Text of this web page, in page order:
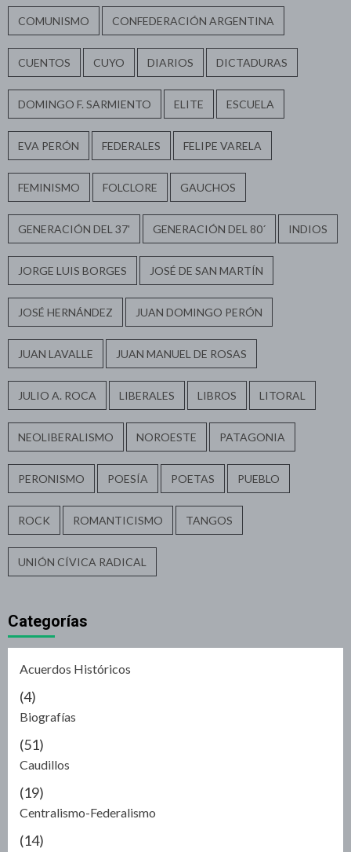
COMUNISMO CONFEDERACIÓN ARGENTINA
CUENTOS CUYO DIARIOS DICTADURAS
DOMINGO F. SARMIENTO ELITE ESCUELA
EVA PERÓN FEDERALES FELIPE VARELA
FEMINISMO FOLCLORE GAUCHOS
GENERACIÓN DEL 37' GENERACIÓN DEL 80´ INDIOS
JORGE LUIS BORGES JOSÉ DE SAN MARTÍN
JOSÉ HERNÁNDEZ JUAN DOMINGO PERÓN
JUAN LAVALLE JUAN MANUEL DE ROSAS
JULIO A. ROCA LIBERALES LIBROS LITORAL
NEOLIBERALISMO NOROESTE PATAGONIA
PERONISMO POESÍA POETAS PUEBLO
ROCK ROMANTICISMO TANGOS
UNIÓN CÍVICA RADICAL
Categorías
Acuerdos Históricos
(4)
Biografías
(51)
Caudillos
(19)
Centralismo-Federalismo
(14)